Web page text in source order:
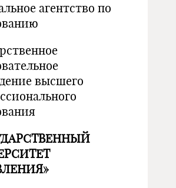
агентство по
высшего